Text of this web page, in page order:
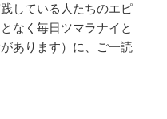
している人たちのエピ
なく毎日ツマラナイと
あります）に、ご一読